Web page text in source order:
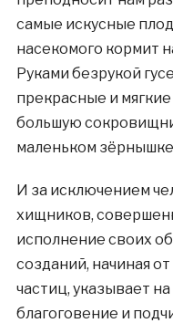
самые искусные
насекомого кормит
Руками безрукой
прекрасные и мягкие
большую
маленьком
И за исключением
хищников,
исполнение своих
созданий, начиная
частиц, указывает
благоговение и